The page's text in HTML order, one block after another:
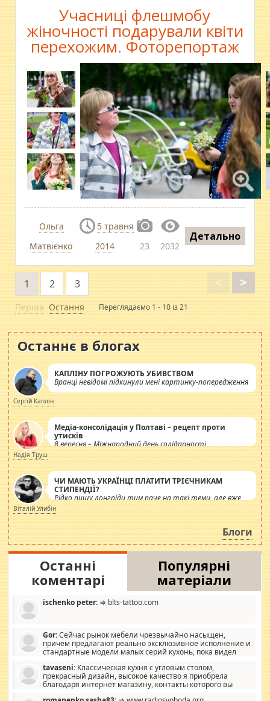
Учасниці флешмобу
жіночності подарували квіти
перехожим. Фоторепортаж
Ольга
Матвієнко
5 травня
2014
23 2032
Детально
Перша
<
1 2 3 >
Остання Переглядаємо 1 - 10 із 21
Останнє в блогах
КАПЛІНУ ПОГРОЖУЮТЬ УБИВСТВОМ
Вранці невідомі підкинули мені картинку-попередження
Сергій Каплін
Медіа-консолідація у Полтаві – рецепт проти
утисків
8 вересня – Міжнародний день солідарності
журналістів.
Надія Труш
ЧИ МАЮТЬ УКРАЇНЦІ ПЛАТИТИ ТРІЄЧНИКАМ
СТИПЕНДІЇ?
Рідко пишу лонгріди тим паче на такі теми, але вже
просто дістало! Обурюють сьогоднішні інсенуації
навколо стипендіального питання. Штучно
роздувається ще одна соціальна катастрофа.
Віталій Улибін
Блоги
Останні
коментарі
Популярні
матеріали
ischenko peter: ⇒ blts-tattoo.com
Gor:Сейчас рынок мебели чрезвычайно насыщен,
причем предлагают реально эксклюзивное исполнение и
стандартные модели малых серий кухонь, пока видел
стандартные формы, в MebelOk, креативненько и что главное -
со вкусом все в порядке, без ненужных наворотов удорожающих
мебель, а это не последний фактор.
tavaseni: Классическая кухня с угловым столом,
прекрасный дизайн, высокое качество я приобрела
благодаря интернет магазину, контакты которого вы